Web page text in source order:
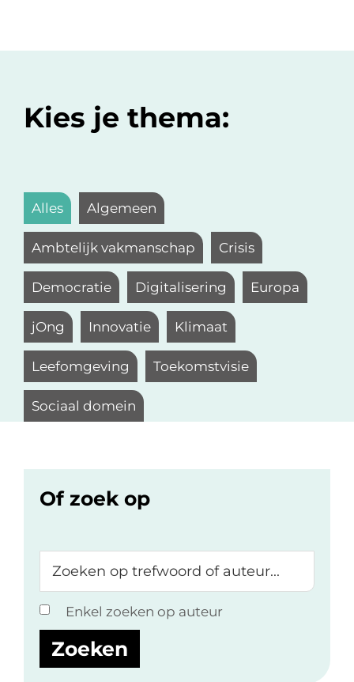
Kies je thema:
Alles Algemeen
Ambtelijk vakmanschap Crisis
Democratie Digitalisering Europa
jOng Innovatie Klimaat
Leefomgeving Toekomstvisie
Sociaal domein
Of zoek op
op
trefwoord
of
auteur...
Enkel zoeken op auteur